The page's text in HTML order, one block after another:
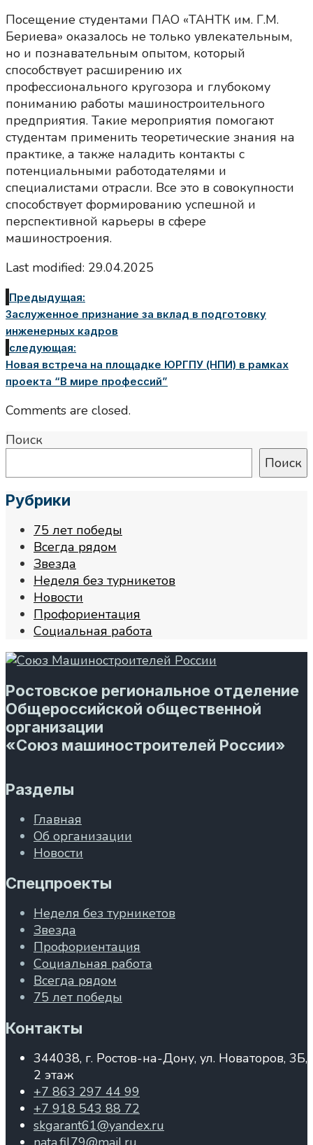
Посещение студентами ПАО «ТАНТК им. Г.М.
Бериева» оказалось не только увлекательным,
но и познавательным опытом, который
способствует расширению их
профессионального кругозора и глубокому
пониманию работы машиностроительного
предприятия. Такие мероприятия помогают
студентам применить теоретические знания на
практике, а также наладить контакты с
потенциальными работодателями и
специалистами отрасли. Все это в совокупности
способствует формированию успешной и
перспективной карьеры в сфере
машиностроения.
Last modified: 29.04.2025
Предыдущая:
Заслуженное признание за вклад в подготовку
инженерных кадров
следующая:
Новая встреча на площадке ЮРГПУ (НПИ) в рамках
проекта “В мире профессий”
Comments are closed.
Поиск
Поиск
Рубрики
75 лет победы
Всегда рядом
Звезда
Неделя без турникетов
Новости
Профориентация
Социальная работа
Ростовское региональное отделение
Общероссийской общественной
организации
«Союз машиностроителей России»
Разделы
Главная
Об организации
Новости
Спецпроекты
Неделя без турникетов
Звезда
Профориентация
Социальная работа
Всегда рядом
75 лет победы
Контакты
344038, г. Ростов-на-Дону, ул. Новаторов, 3Б,
2 этаж
+7 863 297 44 99
+7 918 543 88 72
skgarant61@yandex.ru